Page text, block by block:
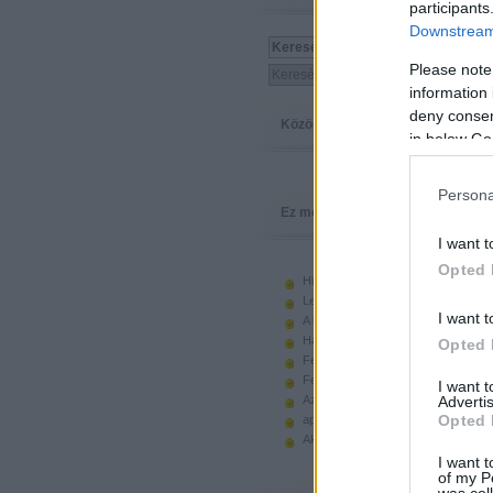
Please
information
deny
in below
I want
Opted
I want
Opted
I want
Opted
I want
of my
Közösség
Ez megy
Hiányzó elemek beszerzése
Legoland Németország 2010
A kastélyok képes története
Használt legót piacról
Feltörjük a legó ugart
Fehérítsd ki!
Az Indiana Jones készletek
apró. hirdetés.
Akciók, újdonságok a polcon,